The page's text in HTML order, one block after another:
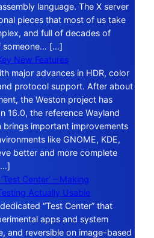
language. The X server
pieces that most of us take
and full of decades of
someone… […]
New Features
major advances in HDR, color
protocol support. After about
the Weston project has
16.0, the reference Wayland
brings important improvements
like GNOME, KDE,
better and more complete
Center’ – Making
Actually Usable
“Test Center” that
apps and system
and reversible on image-based